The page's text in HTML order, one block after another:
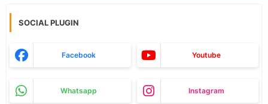
SOCIAL PLUGIN
Facebook Youtube
Whatsapp Instagram